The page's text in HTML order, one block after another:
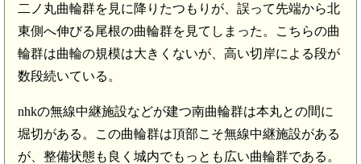
二ノ丸曲輪群を見に降りたつもりが、誤って先端から北
東側へ伸びる尾根の曲輪群を見てしまった。こちらの曲
輪群は曲輪の規模は大きくないが、高い切岸による段が
数段続いている。
nhkの無線中継施設などが建つ南曲輪群は本丸との間に
堀切がある。この曲輪群は頂部こそ無線中継施設がある
が、整備状態も良く城内でもっとも広い曲輪群である。